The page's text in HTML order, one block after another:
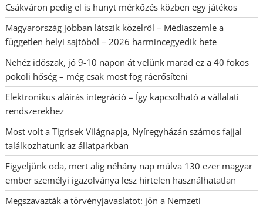
Csákváron pedig el is hunyt mérkőzés közben egy játékos
Magyarország jobban látszik közelről – Médiaszemle a
független helyi sajtóból – 2026 harmincegyedik hete
Nehéz időszak, jó 9-10 napon át velünk marad ez a 40 fokos
pokoli hőség – még csak most fog ráerősíteni
Elektronikus aláírás integráció – Így kapcsolható a vállalati
rendszerekhez
Most volt a Tigrisek Világnapja, Nyíregyházán számos fajjal
találkozhatunk az állatparkban
Figyeljünk oda, mert alig néhány nap múlva 130 ezer magyar
ember személyi igazolványa lesz hirtelen használhatatlan
Megszavazták a törvényjavaslatot: jön a Nemzeti